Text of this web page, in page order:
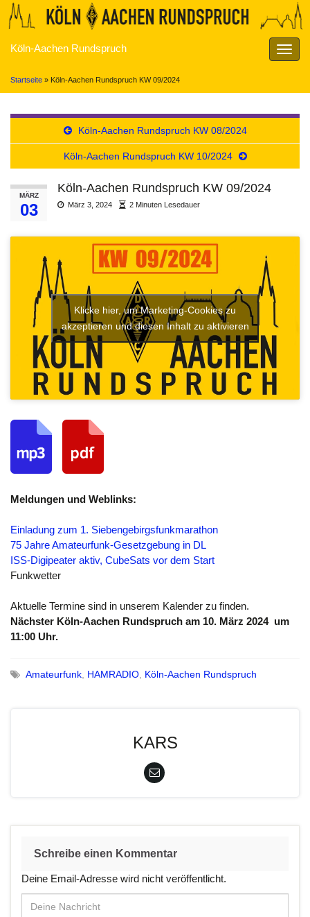
Köln-Aachen Rundspruch
Startseite » Köln-Aachen Rundspruch KW 09/2024
Köln-Aachen Rundspruch KW 08/2024
Köln-Aachen Rundspruch KW 10/2024
MÄRZ
03
Köln-Aachen Rundspruch KW 09/2024
März 3, 2024 2 Minuten Lesedauer
Klicke hier, um Marketing-Cookies zu
akzeptieren und diesen Inhalt zu aktivieren
Meldungen und Weblinks:
Einladung zum 1. Siebengebirgsfunkmarathon
75 Jahre Amateurfunk-Gesetzgebung in DL
ISS-Digipeater aktiv, CubeSats vor dem Start
Funkwetter
Aktuelle Termine sind in unserem Kalender zu finden.
Nächster Köln-Aachen Rundspruch am 10. März 2024 um
11:00 Uhr.
Amateurfunk HAMRADIO Köln-Aachen Rundspruch
KARS
Schreibe einen Kommentar
Deine Email-Adresse wird nicht veröffentlicht.